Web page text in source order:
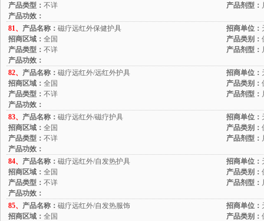
产品类型： 不详 产品剂型：
产品功效：
81、 产品名称： 磁疗远红外保健护具 招商单位：
招商区域： 全国 产品类别：
产品类型： 不详 产品剂型：
产品功效：
82、 产品名称： 磁疗远红外/远红外护具 招商单位：
招商区域： 全国 产品类别：
产品类型： 不详 产品剂型：
产品功效：
83、 产品名称： 磁疗远红外/磁疗护具 招商单位：
招商区域： 全国 产品类别：
产品类型： 不详 产品剂型：
产品功效：
84、 产品名称： 磁疗远红外/自发热护具 招商单位：
招商区域： 全国 产品类别：
产品类型： 不详 产品剂型：
产品功效：
85、 产品名称： 磁疗远红外/自发热服饰 招商单位：
招商区域： 全国 产品类别：